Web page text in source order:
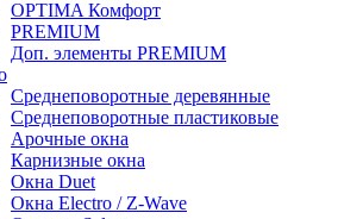
OPTIMA Комфорт
PREMIUM
Доп. элементы PREMIUM
Cреднеповоротные деревянные
Cреднеповоротные пластиковые
Арочные окна
Карнизные окна
Окна Duet
Окна Electro / Z-Wave